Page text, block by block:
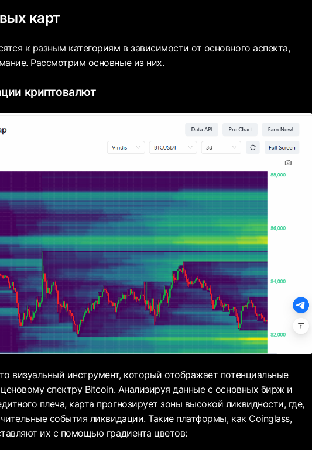
карт
к разным категориям в зависимости от основного аспекта,
Рассмотрим основные из них.
криптовалют
визуальный инструмент, который отображает потенциальные
спектру Bitcoin. Анализируя данные с основных бирж и
плеча, карта прогнозирует зоны высокой ликвидности, где,
события ликвидации. Такие платформы, как Coinglass,
их с помощью градиента цветов: